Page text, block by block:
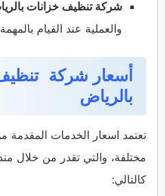
شركة تنظيف خزانات
والعملية عند القيام
أسعار شركة
بالرياض
تعتمد اسعار الخدمات
مختلفة، والتي تقدر من خلال
كالتالي: